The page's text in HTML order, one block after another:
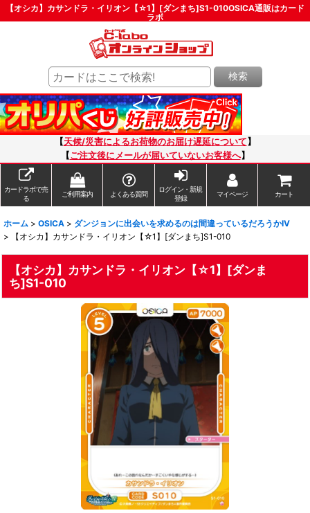
【オシカ】カサンドラ・イリオン【☆1】[ダンまち]S1-010OSICA通販はカード
ラボ
検索
【天候/災害によるお荷物のお届け遅延について 】
【ご注文後にメールが届いていないお客様へ】
カードラボで売
る
ご利用案内 よくある質問
ログイン・新規
登録
マイページ カート
ホーム > OSICA > ダンジョンに出会いを求めるのは間違っているだろうかIV
>
【オシカ】カサンドラ・イリオン【☆1】[ダンまち]S1-010
【オシカ】カサンドラ・イリオン【☆1】[ダンま
ち]S1-010